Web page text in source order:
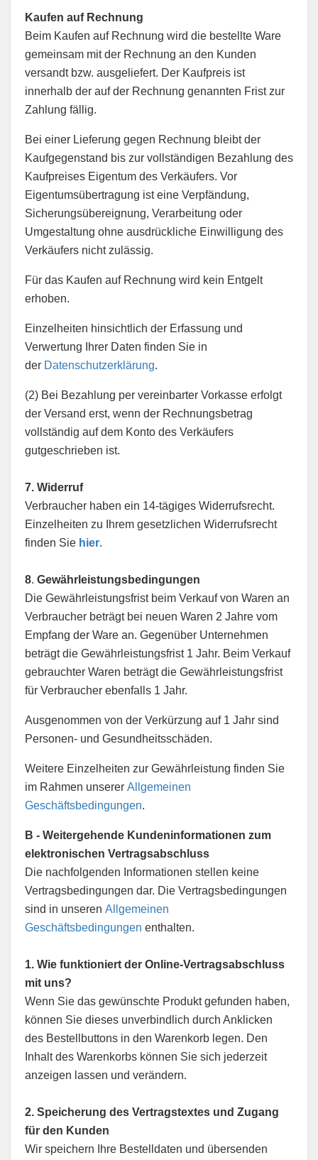
Kaufen auf Rechnung
Beim Kaufen auf Rechnung wird die bestellte Ware
gemeinsam mit der Rechnung an den Kunden
versandt bzw. ausgeliefert. Der Kaufpreis ist
innerhalb der auf der Rechnung genannten Frist zur
Zahlung fällig.
Bei einer Lieferung gegen Rechnung bleibt der
Kaufgegenstand bis zur vollständigen Bezahlung des
Kaufpreises Eigentum des Verkäufers. Vor
Eigentumsübertragung ist eine Verpfändung,
Sicherungsübereignung, Verarbeitung oder
Umgestaltung ohne ausdrückliche Einwilligung des
Verkäufers nicht zulässig.
Für das Kaufen auf Rechnung wird kein Entgelt
erhoben.
Einzelheiten hinsichtlich der Erfassung und
Verwertung Ihrer Daten finden Sie in
der Datenschutzerklärung.
(2) Bei Bezahlung per vereinbarter Vorkasse erfolgt
der Versand erst, wenn der Rechnungsbetrag
vollständig auf dem Konto des Verkäufers
gutgeschrieben ist.
7. Widerruf
Verbraucher haben ein 14-tägiges Widerrufsrecht.
Einzelheiten zu Ihrem gesetzlichen Widerrufsrecht
finden Sie hier.
8. Gewährleistungsbedingungen
Die Gewährleistungsfrist beim Verkauf von Waren an
Verbraucher beträgt bei neuen Waren 2 Jahre vom
Empfang der Ware an. Gegenüber Unternehmen
beträgt die Gewährleistungsfrist 1 Jahr. Beim Verkauf
gebrauchter Waren beträgt die Gewährleistungsfrist
für Verbraucher ebenfalls 1 Jahr.
Ausgenommen von der Verkürzung auf 1 Jahr sind
Personen- und Gesundheitsschäden.
Weitere Einzelheiten zur Gewährleistung finden Sie
im Rahmen unserer Allgemeinen
Geschäftsbedingungen.
B - Weitergehende Kundeninformationen zum
elektronischen Vertragsabschluss
Die nachfolgenden Informationen stellen keine
Vertragsbedingungen dar. Die Vertragsbedingungen
sind in unseren Allgemeinen
Geschäftsbedingungen enthalten.
1. Wie funktioniert der Online-Vertragsabschluss
mit uns?
Wenn Sie das gewünschte Produkt gefunden haben,
können Sie dieses unverbindlich durch Anklicken
des Bestellbuttons in den Warenkorb legen. Den
Inhalt des Warenkorbs können Sie sich jederzeit
anzeigen lassen und verändern.
2. Speicherung des Vertragstextes und Zugang
für den Kunden
Wir speichern Ihre Bestelldaten und übersenden